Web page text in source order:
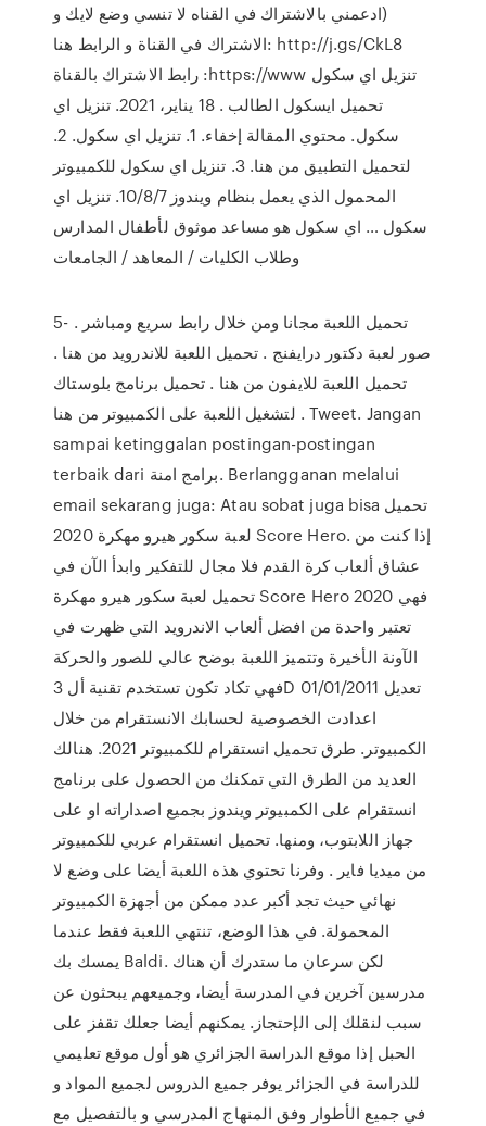
(ادعمني بالاشتراك في القناه لا تنسي وضع لايك و
الاشتراك في القناة و الرابط هنا: http://j.gs/CkL8
رابط الاشتراك بالقناة :https://www تنزيل اي سكول
تحميل ايسكول الطالب . 18 يناير، 2021. تنزيل اي
سكول. محتوي المقالة إخفاء. 1. تنزيل اي سكول. 2.
لتحميل التطبيق من هنا. 3. تنزيل اي سكول للكمبيوتر
المحمول الذي يعمل بنظام ويندوز 10/8/7. تنزيل اي
سكول … اي سكول هو مساعد موثوق لأطفال المدارس
وطلاب الكليات / المعاهد / الجامعات
5- تحميل اللعبة مجانا ومن خلال رابط سريع ومباشر .
صور لعبة دكتور درايفنج . تحميل اللعبة للاندرويد من هنا .
تحميل اللعبة للايفون من هنا . تحميل برنامج بلوستاك
لتشغيل اللعبة على الكمبيوتر من هنا . Tweet. Jangan
sampai ketinggalan postingan-postingan
terbaik dari برامج امنة. Berlangganan melalui
email sekarang juga: Atau sobat juga bisa تحميل
لعبة سكور هيرو مهكرة 2020 Score Hero. إذا كنت من
عشاق ألعاب كرة القدم فلا مجال للتفكير وابدأ الآن في
تحميل لعبة سكور هيرو مهكرة Score Hero 2020 فهي
تعتبر واحدة من افضل ألعاب الاندرويد التي ظهرت في
الآونة الأخيرة وتتميز اللعبة بوضح عالي للصور والحركة
فهي تكاد تكون تستخدم تقنية أل 3D 01/01/2011 تعديل
اعدادت الخصوصية لحسابك الانستقرام من خلال
الكمبيوتر. طرق تحميل انستقرام للكمبيوتر 2021. هنالك
العديد من الطرق التي تمكنك من الحصول على برنامج
انستقرام على الكمبيوتر ويندوز بجميع اصداراته او على
جهاز اللابتوب، ومنها. تحميل انستقرام عربي للكمبيوتر
من ميديا فاير . وفرنا تحتوي هذه اللعبة أيضا على وضع لا
نهائي حيث تجد أكبر عدد ممكن من أجهزة الكمبيوتر
المحمولة. في هذا الوضع، تنتهي اللعبة فقط عندما
يمسك بك Baldi. لكن سرعان ما ستدرك أن هناك
مدرسين آخرين في المدرسة أيضا، وجميعهم يبحثون عن
سبب لنقلك إلى الإحتجاز. يمكنهم أيضا جعلك تقفز على
الحبل إذا موقع الدراسة الجزائري هو أول موقع تعليمي
للدراسة في الجزائر يوفر جميع الدروس لجميع المواد و
في جميع الأطوار وفق المنهاج المدرسي و بالتفصيل مع